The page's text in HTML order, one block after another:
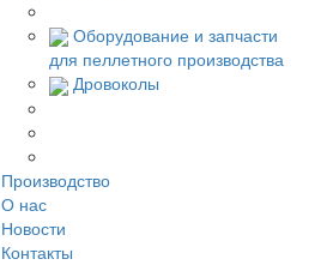
Оборудование и запчасти
для пеллетного производства
Дровоколы
Производство
О нас
Новости
Контакты